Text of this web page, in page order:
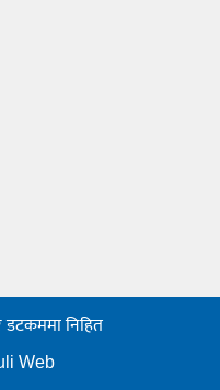
निहित
Web